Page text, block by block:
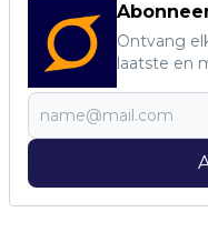
Ontvang
laatste en